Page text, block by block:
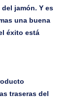
jamón. Y es
una buena
éxito está
traseras del